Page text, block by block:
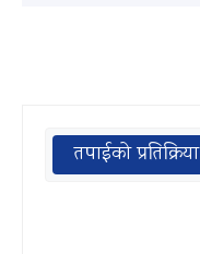
तपाईको प्रतिक्रिया